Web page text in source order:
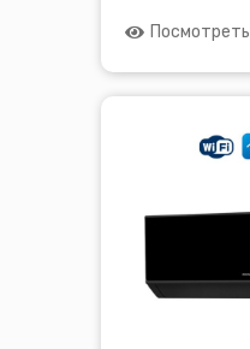
Посмотреть